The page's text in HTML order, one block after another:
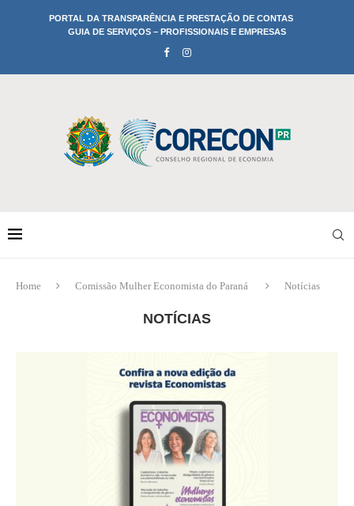
PORTAL DA TRANSPARÊNCIA E PRESTAÇÃO DE CONTAS
GUIA DE SERVIÇOS – PROFISSIONAIS E EMPRESAS
Home Comissão Mulher Economista do Paraná Notícias
NOTÍCIAS